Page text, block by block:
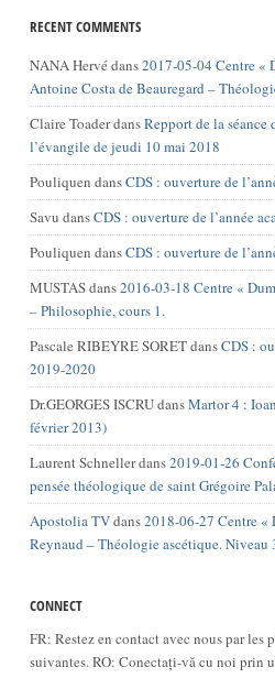
RECENT COMMENTS
NANA Hervé dans2017-05-04 Centre «
Antoine Costa de Beauregard –
Claire ToaderdansRepport de la séance
l’évangile de jeudi 10 mai 2018
Pouliquen dansCDS : ouverture de
Savu dansCDS : ouverture de l’année
Pouliquen dansCDS : ouverture de
MUSTASdans2016-03-18 Centre «
– Philosophie, cours 1.
Pascale RIBEYRE SORETdansCDS :
2019-2020
Dr.GEORGES ISCRUdansMartor 4 :
février 2013)
Laurent Schnellerdans2019-01-26
pensée théologique de saint Grégoire
Apostolia TVdans2018-06-27 Centre «
Reynaud – Théologie ascétique. Niveau
CONNECT
FR: Restez en contact avec nous par les
suivantes. RO: Conectați-vă cu noi